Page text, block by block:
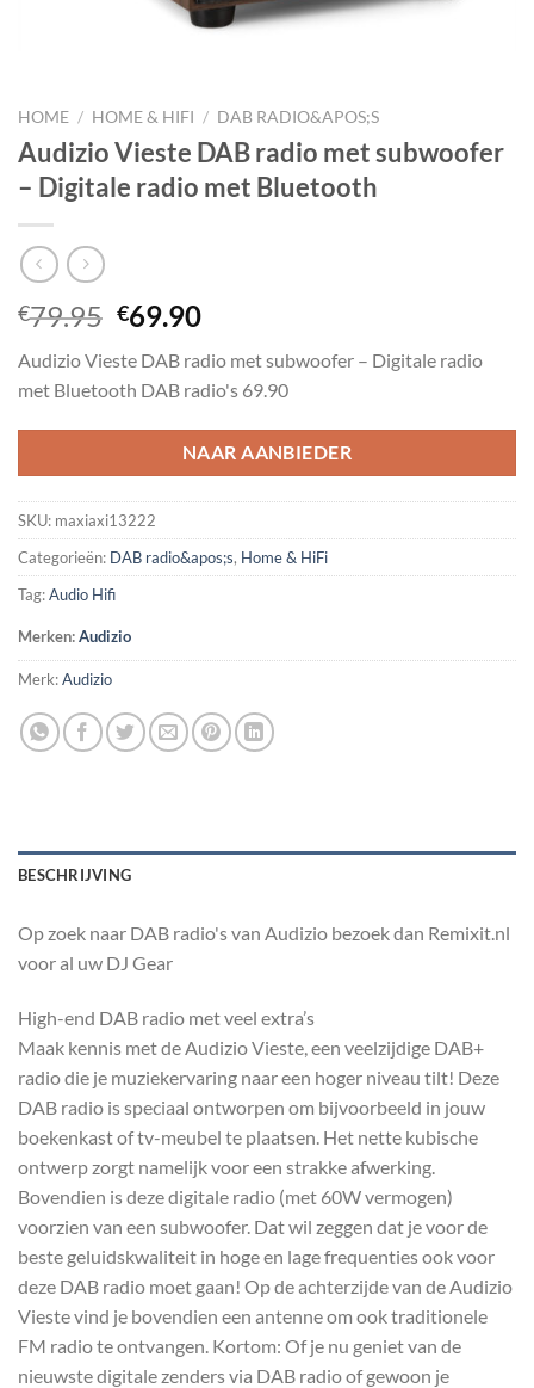
HOME / HOME & HIFI / DAB RADIO&APOS;S
Audizio Vieste DAB radio met subwoofer
– Digitale radio met Bluetooth
€79.95 Oorspronkelijke
was:
€79.95.
€69.90Huidige
is:
€69.90.
Audizio Vieste DAB radio met subwoofer – Digitale radio
met Bluetooth DAB radio's 69.90
NAAR AANBIEDER
SKU: maxiaxi13222
Categorieën: DAB radio&apos;s, Home & HiFi
Tag:Audio Hifi
Merken:Audizio
Merk:Audizio
BESCHRIJVING
Op zoek naar DAB radio's van Audizio bezoek dan Remixit.nl
voor al uw DJ Gear
High-end DAB radio met veel extra’s
Maak kennis met de Audizio Vieste, een veelzijdige DAB+
radio die je muziekervaring naar een hoger niveau tilt! Deze
DAB radio is speciaal ontworpen om bijvoorbeeld in jouw
boekenkast of tv-meubel te plaatsen. Het nette kubische
ontwerp zorgt namelijk voor een strakke afwerking.
Bovendien is deze digitale radio (met 60W vermogen)
voorzien van een subwoofer. Dat wil zeggen dat je voor de
beste geluidskwaliteit in hoge en lage frequenties ook voor
deze DAB radio moet gaan! Op de achterzijde van de Audizio
Vieste vind je bovendien een antenne om ook traditionele
FM radio te ontvangen. Kortom: Of je nu geniet van de
nieuwste digitale zenders via DAB radio of gewoon je